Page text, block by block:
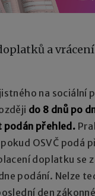
a
na sociální
do 8 dnů po
podán přehled.
OSVČ podá
doplatku se
podání. Nelze
den